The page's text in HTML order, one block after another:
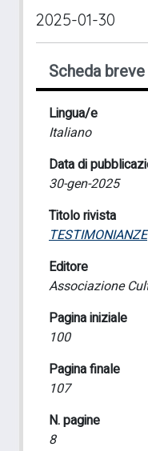
2025-01-30
Scheda breve
Lingua/e
Italiano
Data di
30-gen-2025
Titolo rivista
TESTIMONIANZE
Editore
Associazione
Pagina iniziale
100
Pagina finale
107
N. pagine
8